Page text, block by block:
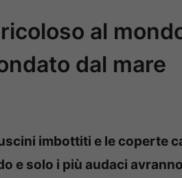
al
dal mare
imbottiti e le coperte
e solo i più audaci